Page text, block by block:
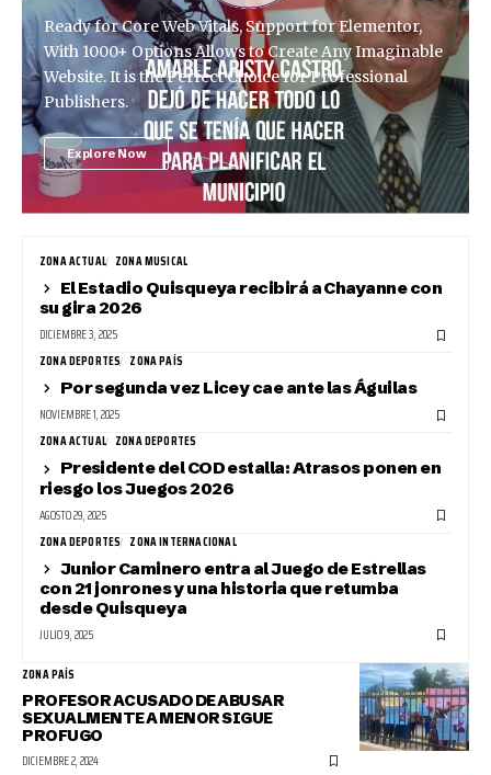
Ready for Core Web Vitals, Support for Elementor,
With 1000+ Options Allows to Create Any Imaginable
Website. It is the Perfect Choice for Professional
Publishers.
Explore Now
ZONA ACTUAL ZONA MUSICAL
El Estadio Quisqueya recibirá a Chayanne con
su gira 2026
DICIEMBRE 3, 2025
ZONA DEPORTES ZONA PAÍS
Por segunda vez Licey cae ante las Águilas
NOVIEMBRE 1, 2025
ZONA ACTUAL ZONA DEPORTES
Presidente del COD estalla: Atrasos ponen en
riesgo los Juegos 2026
AGOSTO 29, 2025
ZONA DEPORTES ZONA INTERNACIONAL
Junior Caminero entra al Juego de Estrellas
con 21 jonrones y una historia que retumba
desde Quisqueya
JULIO 9, 2025
ZONA PAÍS
PROFESOR ACUSADO DE ABUSAR
SEXUALMENTE A MENOR SIGUE
PROFUGO
DICIEMBRE 2, 2024